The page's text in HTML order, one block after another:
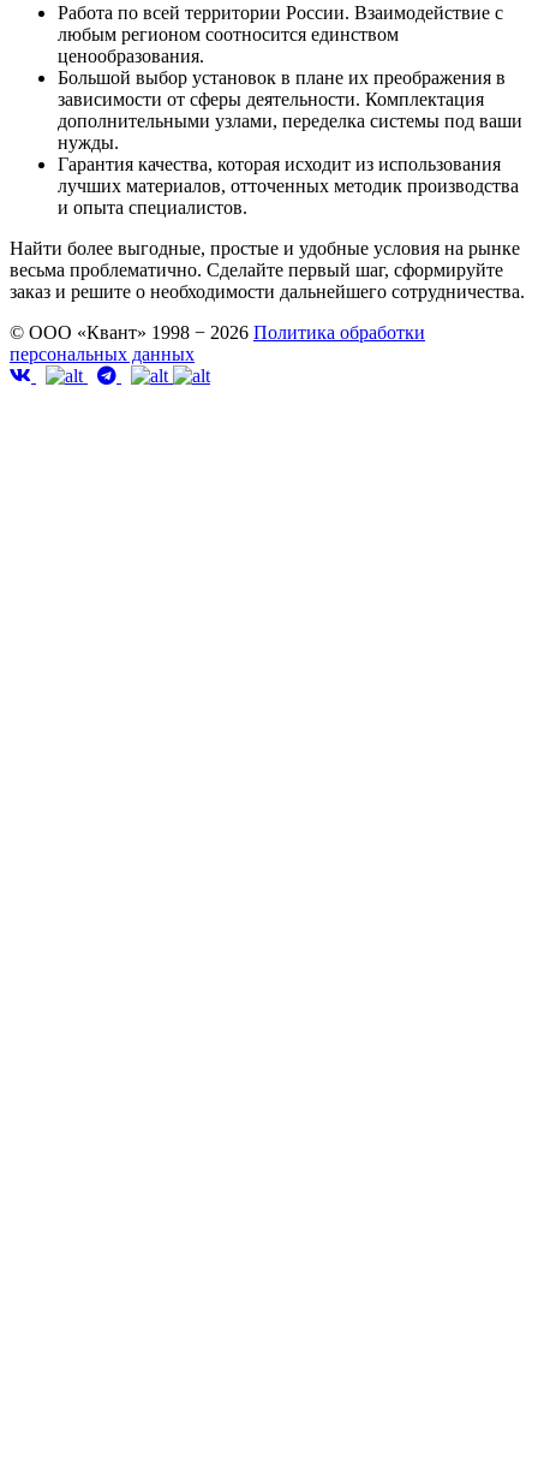
Работа по всей территории России. Взаимодействие с
любым регионом соотносится единством
ценообразования.
Большой выбор установок в плане их преображения в
зависимости от сферы деятельности. Комплектация
дополнительными узлами, переделка системы под ваши
нужды.
Гарантия качества, которая исходит из использования
лучших материалов, отточенных методик производства
и опыта специалистов.
Найти более выгодные, простые и удобные условия на рынке
весьма проблематично. Сделайте первый шаг, сформируйте
заказ и решите о необходимости дальнейшего сотрудничества.
© ООО «Квант» 1998 − 2026 Политика обработки
персональных данных